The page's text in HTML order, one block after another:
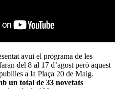
avui el programa de les
del 8 al 17 d’agost però aquest
a la Plaça 20 de Maig.
un total de 33 novetats